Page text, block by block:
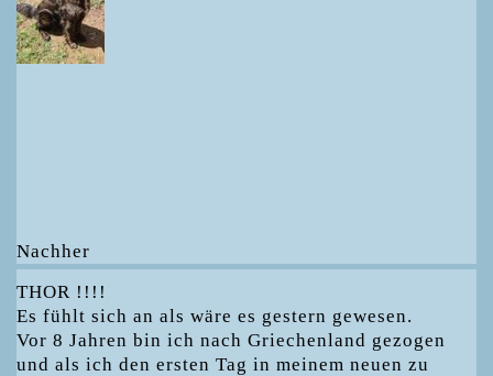
Nachher
THOR !!!!
Es fühlt sich an als wäre es gestern gewesen.
Vor 8 Jahren bin ich nach Griechenland gezogen
und als ich den ersten Tag in meinem neuen zu